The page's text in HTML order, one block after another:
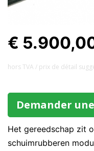
€
hors TVA / prix ​​de détail
Demander
Het gereedschap zit
schuimrubberen